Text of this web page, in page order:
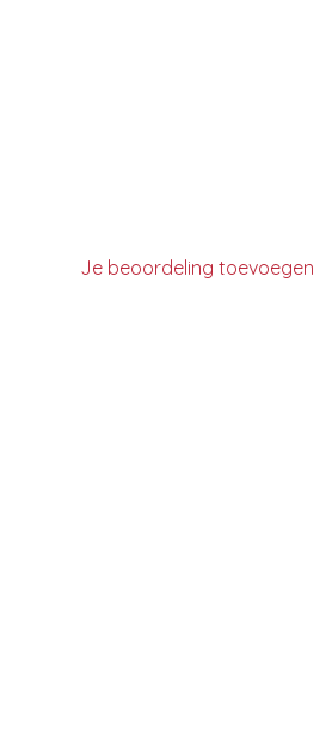
Je beoordeling toevoegen